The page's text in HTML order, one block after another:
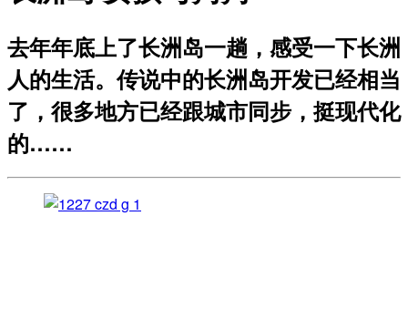
去年年底上了长洲岛一趟，感受一下长洲
人的生活。传说中的长洲岛开发已经相当
了，很多地方已经跟城市同步，挺现代化
的……